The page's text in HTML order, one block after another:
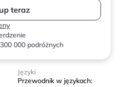
teraz
000 podróżnych
Języki
Przewodnik w językach: